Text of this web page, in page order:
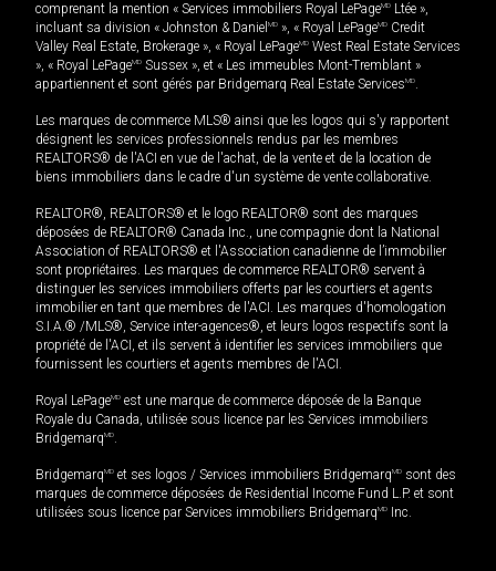
comprenant la mention « Services immobiliers Royal LePageMD Ltée »,
incluant sa division « Johnston & Daniel MD », « Royal LePageMD Credit
Valley Real Estate, Brokerage », « Royal LePageMD West Real Estate Services
», « Royal LePageMD Sussex », et « Les immeubles Mont-Tremblant »
appartiennent et sont gérés par Bridgemarq Real Estate ServicesMD.
Les marques de commerce MLS® ainsi que les logos qui s'y rapportent
désignent les services professionnels rendus par les membres
REALTORS® de l'ACI en vue de l'achat, de la vente et de la location de
biens immobiliers dans le cadre d'un système de vente collaborative.
REALTOR®, REALTORS® et le logo REALTOR® sont des marques
déposées de REALTOR® Canada Inc., une compagnie dont la National
Association of REALTORS® et l'Association canadienne de l’immobilier
sont propriétaires. Les marques de commerce REALTOR® servent à
distinguer les services immobiliers offerts par les courtiers et agents
immobilier en tant que membres de l'ACI. Les marques d'homologation
S.I.A.® /MLS®, Service inter-agences®, et leurs logos respectifs sont la
propriété de l'ACI, et ils servent à identifier les services immobiliers que
fournissent les courtiers et agents membres de l'ACI.
Royal LePageMD est une marque de commerce déposée de la Banque
Royale du Canada, utilisée sous licence par les Services immobiliers
BridgemarqMD.
BridgemarqMD et ses logos / Services immobiliers BridgemarqMD sont des
marques de commerce déposées de Residential Income Fund L.P. et sont
utilisées sous licence par Services immobiliers BridgemarqMD Inc.